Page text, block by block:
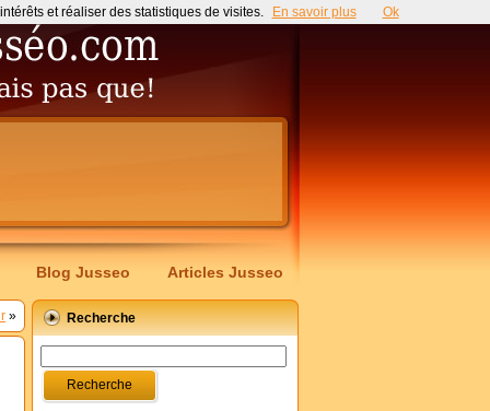
Blog Jusseo Articles Jusseo
» Recherche
et réaliser des statistiques de visites. En savoir plus Ok